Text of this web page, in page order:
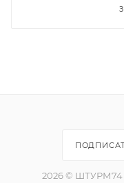
2026 © ШТУРМ74